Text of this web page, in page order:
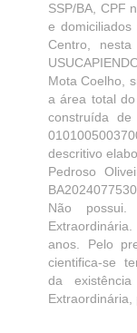
SSP/BA, CPF
e
Centro, nesta
Mota Coelho,
a área total
construída de
descritivo
Pedroso
Não possui.
anos. Pelo
cientifica-se
da
Extraordinária,